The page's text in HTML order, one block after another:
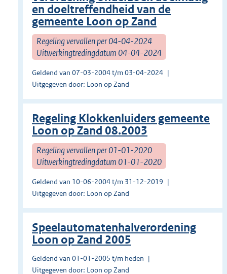
en doeltreffendheid van de
gemeente Loon op Zand
Regeling vervallen per 04-04-2024
Uitwerkingtredingdatum 04-04-2024
Geldend van 07-03-2004 t/m 03-04-2024
Uitgegeven door: Loon op Zand
Regeling Klokkenluiders gemeente
Loon op Zand 08.2003
Regeling vervallen per 01-01-2020
Uitwerkingtredingdatum 01-01-2020
Geldend van 10-06-2004 t/m 31-12-2019
Uitgegeven door: Loon op Zand
Speelautomatenhalverordening
Loon op Zand 2005
Geldend van 01-01-2005 t/m heden
Uitgegeven door: Loon op Zand